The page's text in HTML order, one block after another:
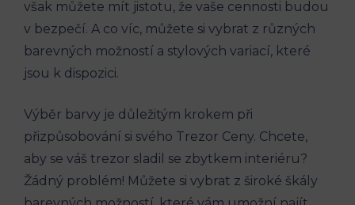
však můžete mít jistotu, že vaše cennosti budou
v bezpečí. A co víc, můžete si vybrat z různých
barevných možností a stylových variací, které
jsou k dispozici.
Výběr barvy je důležitým krokem při
přizpůsobování si svého Trezor Ceny. Chcete,
aby se váš trezor sladil se zbytkem interiéru?
Žádný problém! Můžete si vybrat z široké škály